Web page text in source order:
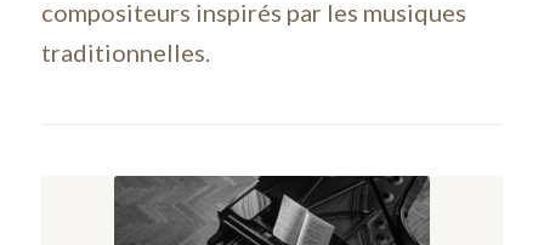
compositeurs inspirés par les musiques
traditionnelles.